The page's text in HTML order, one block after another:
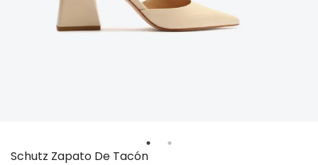
Schutz Zapato De Tacón